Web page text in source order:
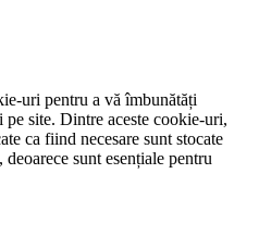
uri pentru a vă îmbunătăți
site. Dintre aceste cookie-uri,
ca fiind necesare sunt stocate
sunt esențiale pentru